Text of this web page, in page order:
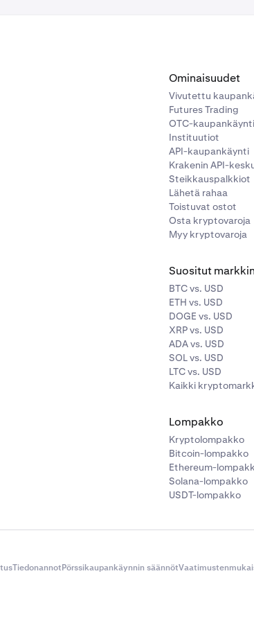
jonka haluat ostaa, ja valitse jokin saatavillasi
jonka haluat myydä (voit vaihtaa näyttötavaksi
Käteinen lisätään saldoosi Kraken-
kentässä valitset omaisuuserän, josta haluat
valitset omaisuuserän, johon haluatmuuntaa.
Ominaisuudet
Vivutettu
Futures Trading
OTC-kaupankäynti
Instituutiot
API-kaupankäynti
Krakenin API-
Steikkauspalkkiot
Lähetä rahaa
Toistuvat ostot
Osta kryptovaroja
Myy kryptovaroja
Suositut
BTC vs. USD
ETH vs. USD
DOGE vs. USD
XRP vs. USD
ADA vs. USD
SOL vs. USD
LTC vs. USD
Kaikki
Lompakko
Kryptolompakko
Bitcoin-lompakko
Ethereum-
Solana-lompakko
USDT-lompakko
TiedonannotPörssikaupankäynnin säännöt